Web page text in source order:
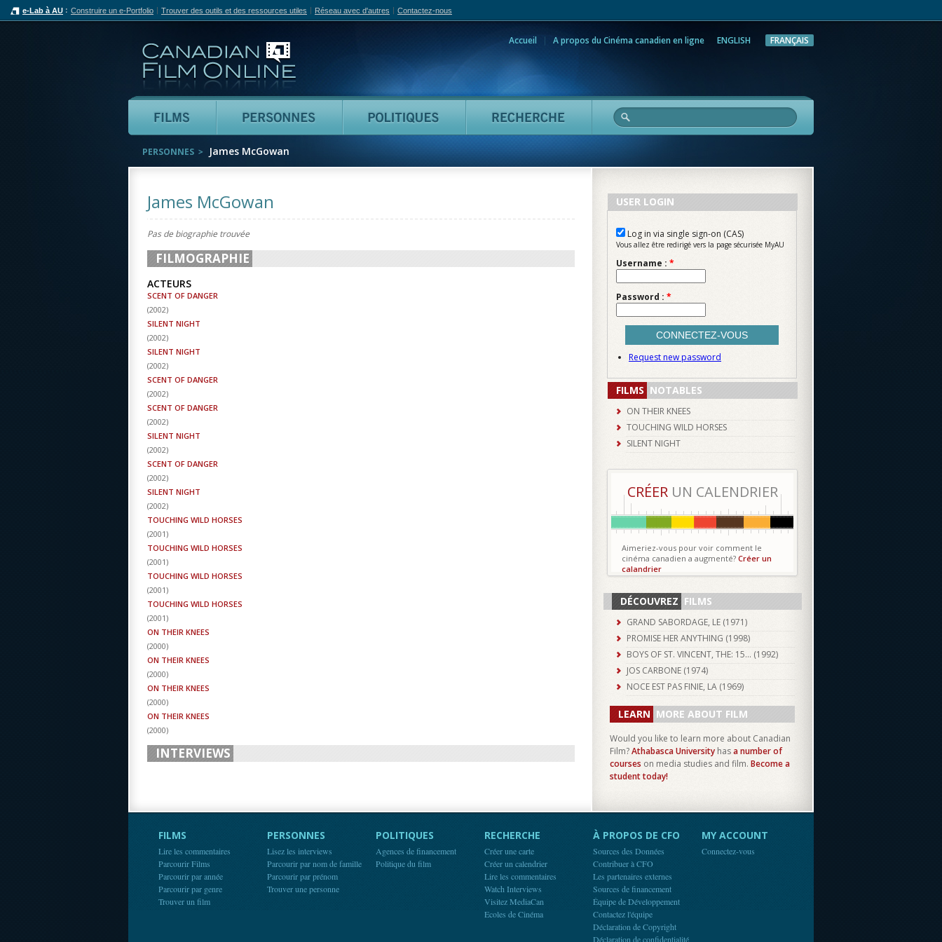
e-Lab à AU Construire un e-Portfolio Trouver des outils et des ressources utiles Réseau avec d'autres Contactez-nous
Accueil A propos du Cinéma canadien en ligne ENGLISH FRANÇAIS
Films Personnes Politiques Recherche
PERSONNES James McGowan
James McGowan
Pas de biographie trouvée
FILMOGRAPHIE
ACTEURS
SCENT OF DANGER
(2002)
SILENT NIGHT
(2002)
SILENT NIGHT
(2002)
SCENT OF DANGER
(2002)
SCENT OF DANGER
(2002)
SILENT NIGHT
(2002)
SCENT OF DANGER
(2002)
SILENT NIGHT
(2002)
TOUCHING WILD HORSES
(2001)
TOUCHING WILD HORSES
(2001)
TOUCHING WILD HORSES
(2001)
TOUCHING WILD HORSES
(2001)
ON THEIR KNEES
(2000)
ON THEIR KNEES
(2000)
ON THEIR KNEES
(2000)
ON THEIR KNEES
(2000)
INTERVIEWS
USER LOGIN
Log in via single sign-on (CAS)
Vous allez être redirigé vers la page sécurisée MyAU
Username : *
Password : *
Request new password
FILMS NOTABLES
ON THEIR KNEES
TOUCHING WILD HORSES
SILENT NIGHT
CRÉERUN CALENDRIER
Aimeriez-vous pour voir comment le
cinéma canadien a augmenté? Créer un
calandrier
DÉCOUVREZ FILMS
GRAND SABORDAGE, LE (1971)
PROMISE HER ANYTHING (1998)
BOYS OF ST. VINCENT, THE: 15... (1992)
JOS CARBONE (1974)
NOCE EST PAS FINIE, LA (1969)
LEARN MORE ABOUT FILM
Would you like to learn more about Canadian
Film?Athabasca University hasa number of
courses on media studies and film. Become a
student today!
FILMS
Lire les commentaires
Parcourir Films
Parcourir par année
Parcourir par genre
Trouver un film
PERSONNES
Lisez les interviews
Parcourir par nom de famille
Parcourir par prénom
Trouver une personne
POLITIQUES
Agences de financement
Politique du film
RECHERCHE
Créer une carte
Créer un calendrier
Lire les commentaires
Watch Interviews
Visitez MediaCan
Ecoles de Cinéma
À PROPOS DE CFO
Sources des Données
Contribuer à CFO
Les partenaires externes
Sources de financement
Équipe de Développement
Contactez l'équipe
Déclaration de Copyright
Déclaration de confidentialité
MY ACCOUNT
Connectez-vous